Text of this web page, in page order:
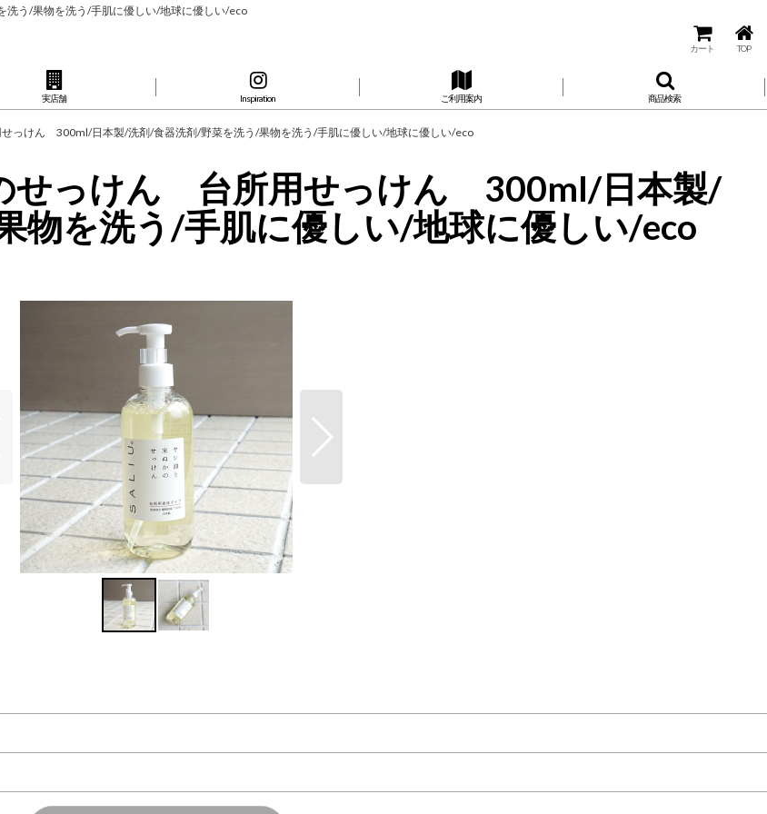
う/果物を洗う/手肌に優しい/地球に優しい/eco
カート TOP
実店舗 Inspiration ご利用案内 商品検索
せっけん 300ml/日本製/洗剤/食器洗剤/野菜を洗う/果物を洗う/手肌に優しい/地球に優しい/eco
のせっけん 台所用せっけん 300ml/日本製/
物を洗う/手肌に優しい/地球に優しい/eco